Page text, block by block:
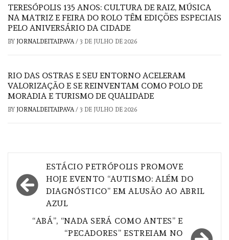
TERESÓPOLIS 135 ANOS: CULTURA DE RAIZ, MÚSICA
NA MATRIZ E FEIRA DO ROLO TÊM EDIÇÕES ESPECIAIS
PELO ANIVERSÁRIO DA CIDADE
BY JORNALDEITAIPAVA/ 3 DE JULHO DE 2026
RIO DAS OSTRAS E SEU ENTORNO ACELERAM
VALORIZAÇÃO E SE REINVENTAM COMO POLO DE
MORADIA E TURISMO DE QUALIDADE
BY JORNALDEITAIPAVA/ 3 DE JULHO DE 2026
Navegação
de
Post
ESTÁCIO PETRÓPOLIS PROMOVE
HOJE EVENTO “AUTISMO: ALÉM DO
DIAGNÓSTICO” EM ALUSÃO AO ABRIL
AZUL
“ABÁ”, “NADA SERÁ COMO ANTES” E
“PECADORES” ESTREIAM NO